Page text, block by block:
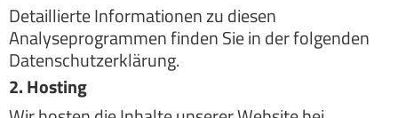
Detaillierte Informationen zu diesen
Analyseprogrammen finden Sie in der folgenden
Datenschutzerklärung.
2. Hosting